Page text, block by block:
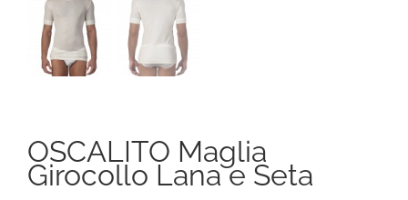
OSCALITO Maglia
Girocollo Lana e Seta